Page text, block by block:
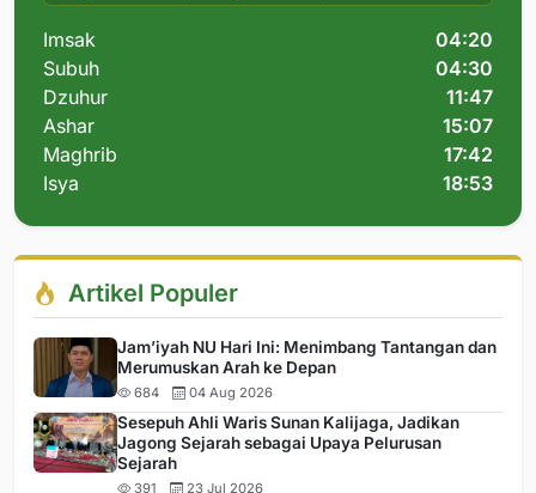
Imsak
04:20
Subuh
04:30
Dzuhur
11:47
Ashar
15:07
Maghrib
17:42
Isya
18:53
Artikel Populer
Jam’iyah NU Hari Ini: Menimbang Tantangan dan
Merumuskan Arah ke Depan
684 04 Aug 2026
Sesepuh Ahli Waris Sunan Kalijaga, Jadikan
Jagong Sejarah sebagai Upaya Pelurusan
Sejarah
391 23 Jul 2026